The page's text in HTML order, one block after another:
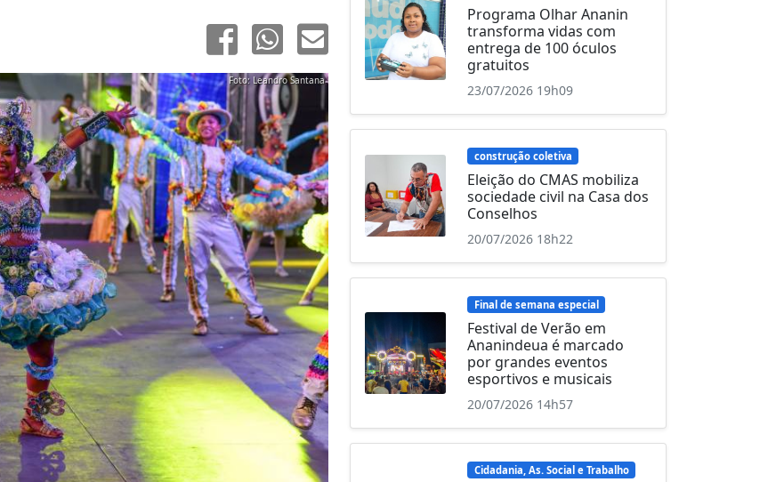
Foto: Leandro Santana
Programa Olhar Ananin
transforma vidas com
entrega de 100 óculos
gratuitos
23/07/2026 19h09
construção coletiva
Eleição do CMAS mobiliza
sociedade civil na Casa dos
Conselhos
20/07/2026 18h22
Final de semana especial
Festival de Verão em
Ananindeua é marcado
por grandes eventos
esportivos e musicais
20/07/2026 14h57
Cidadania, As. Social e Trabalho